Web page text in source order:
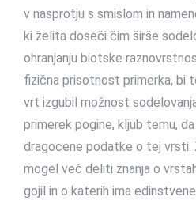
v nasprotju s smislom in
ki želita doseči čim širše
ohranjanju biotske
fizična prisotnost primerka, bi
vrt izgubil možnost
primerek pogine, kljub temu,
dragocene podatke o tej vrsti.
mogel več deliti znanja o
gojil in o katerih ima